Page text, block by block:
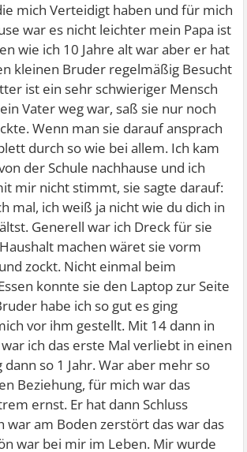
mich Verteidigt haben und für mich
war es nicht leichter mein Papa ist
wie ich 10 Jahre alt war aber er hat
kleinen Bruder regelmäßig Besucht
ist ein sehr schwieriger Mensch
Vater weg war, saß sie nur noch
Wenn man sie darauf ansprach
durch so wie bei allem. Ich kam
der Schule nachhause und ich
mir nicht stimmt, sie sagte darauf:
mal, ich weiß ja nicht wie du dich in
Generell war ich Dreck für sie
machen wäret sie vorm
zockt. Nicht einmal beim
konnte sie den Laptop zur Seite
habe ich so gut es ging
vor ihm gestellt. Mit 14 dann in
war ich das erste Mal verliebt in einen
dann so 1 Jahr. War aber mehr so
Beziehung, für mich war das
ernst. Er hat dann Schluss
war am Boden zerstört das war das
war bei mir im Leben. Mir wurde